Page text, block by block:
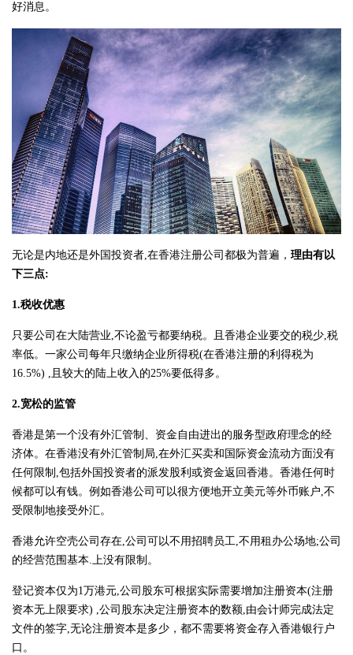
好消息。
无论是内地还是外国投资者,在香港注册公司都极为普遍， 理由有以
下三点:
1.税收优惠
只要公司在大陆营业,不论盈亏都要纳税。且香港企业要交的税少,税
率低。一家公司每年只缴纳企业所得税(在香港注册的利得税为
16.5%) ,且较大的陆上收入的25%要低得多。
2.宽松的监管
香港是第一个没有外汇管制、资金自由进出的服务型政府理念的经
济体。在香港没有外汇管制局,在外汇买卖和国际资金流动方面没有
任何限制,包括外国投资者的派发股利或资金返回香港。香港任何时
候都可以有钱。例如香港公司可以很方便地开立美元等外币账户,不
受限制地接受外汇。
香港允许空壳公司存在,公司可以不用招聘员工,不用租办公场地;公司
的经营范围基本.上没有限制。
登记资本仅为1万港元,公司股东可根据实际需要增加注册资本(注册
资本无上限要求) ,公司股东决定注册资本的数额,由会计师完成法定
文件的签字,无论注册资本是多少，都不需要将资金存入香港银行户
口。